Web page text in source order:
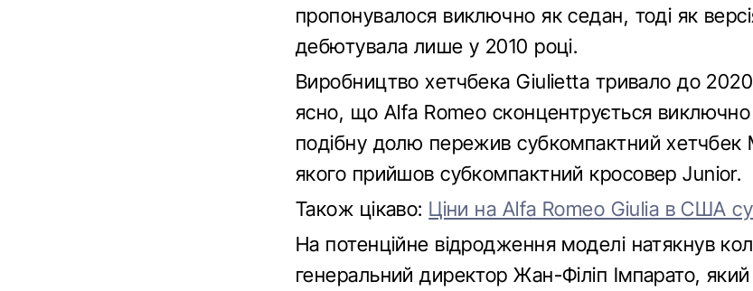
пропонувалося виключно як седан, тоді як
дебютувала лише у 2010 році.
Виробництво хетчбека Giulietta тривало до
ясно, що Alfa Romeo сконцентрується
подібну долю пережив субкомпактний хетчбек
якого прийшов субкомпактний кросовер Junior.
Також цікаво: Ціни на Alfa Romeo Giulia в США
На потенційне відродження моделі натякнув
генеральний директор Жан-Філіп Імпарато,